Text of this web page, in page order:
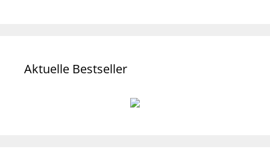
Aktuelle Bestseller